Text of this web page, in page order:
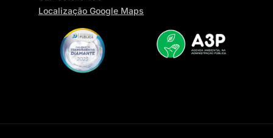
Localização Google Maps